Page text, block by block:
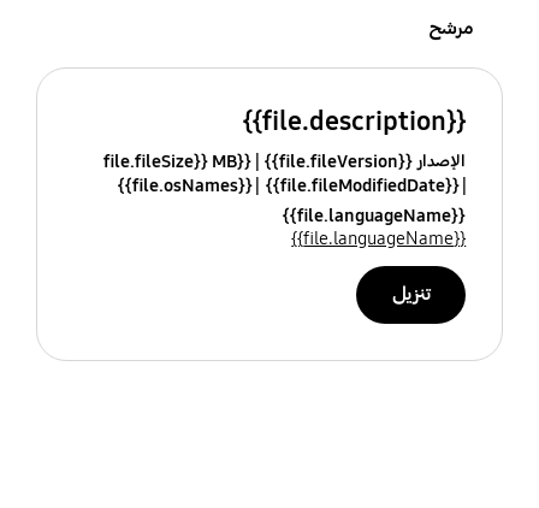
مرشح
{{file.description}}
الإصدار {{file.fileVersion}}
{{file.fileSize}} MB
{{file.fileModifiedDate}}
{{file.osNames}}
{{file.languageName}}
{{file.languageName}}
تنزيل